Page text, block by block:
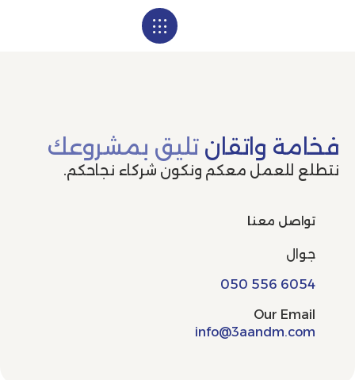
فخامة واتقانتليق بمشروعك
نتطلع للعمل معكم ونكون شركاء نجاحكم.
تواصل معنا
جوال
050 556 6054
Our Email
info@3aandm.com